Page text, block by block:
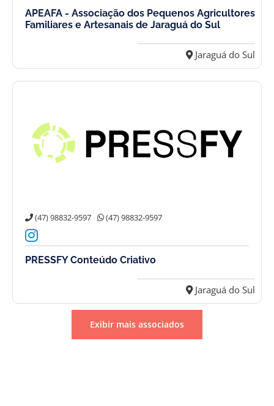
APEAFA - Associação dos Pequenos Agricultores
Familiares e Artesanais de Jaraguá do Sul
Jaraguá do Sul
(47) 98832-9597 (47) 98832-9597
PRESSFY Conteúdo Criativo
Jaraguá do Sul
Exibir mais associados